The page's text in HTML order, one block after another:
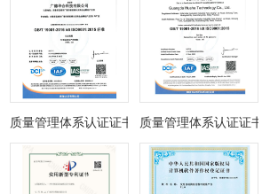
质量管理体系认证证书 质量管理体系认证证书